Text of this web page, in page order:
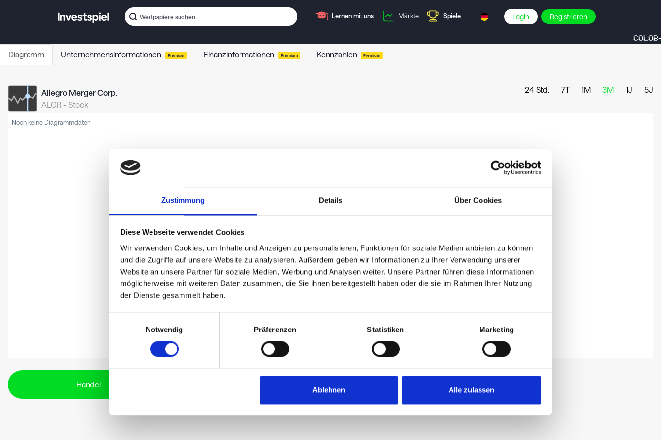
Zustimmung Details Über Cookies
Diese Webseite verwendet Cookies
Wir verwenden Cookies, um Inhalte und Anzeigen zu personalisieren, Funktionen für soziale Medien anbieten zu können
und die Zugriffe auf unsere Website zu analysieren. Außerdem geben wir Informationen zu Ihrer Verwendung unserer
Website an unsere Partner für soziale Medien, Werbung und Analysen weiter. Unsere Partner führen diese Informationen
möglicherweise mit weiteren Daten zusammen, die Sie ihnen bereitgestellt haben oder die sie im Rahmen Ihrer Nutzung
der Dienste gesammelt haben.
Notwendig
Präferenzen Statistiken Marketing
Ablehnen Alle zulassen
Lernen mit uns Märkte Spiele Login Registrieren
COLOB-
Diagramm Unternehmensinformationen Premium Finanzinformationen Premium Kennzahlen Premium
Allegro Merger Corp.
ALGR - Stock
24 Std. 7T 1M 3M 1J 5J
Noch keine Diagrammdaten
Handel